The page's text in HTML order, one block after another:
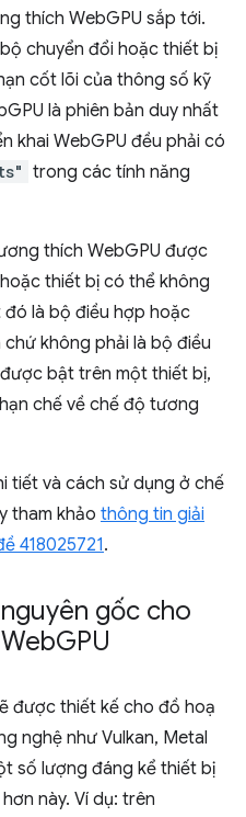
thích WebGPU sắp tới.
chuyển đổi hoặc thiết bị
cốt lõi của thông số kỹ
là phiên bản duy nhất
khai WebGPU đều phải có
trong các tính năng
thích WebGPU được
thiết bị có thể không
là bộ điều hợp hoặc
không phải là bộ điều
bật trên một thiết bị,
chế về chế độ tương
tiết và cách sử dụng ở chế
tham khảo thông tin giải
418025721.
gốc cho
GPU
được thiết kế cho đồ hoạ
nghệ như Vulkan, Metal
số lượng đáng kể thiết bị
này. Ví dụ: trên